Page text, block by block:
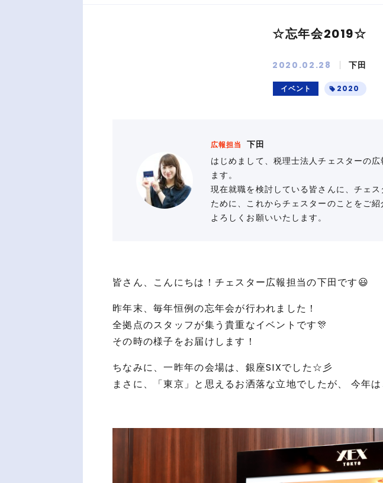
☆忘年会2019☆
2020.02.28 下田
イベント 2020
広報担当
下田
はじめまして、税理士法人チェスターの
ます。
現在就職を検討している皆さんに、チェ
ために、これからチェスターのことをご紹
よろしくお願いいたします。
皆さん、こんにちは！チェスター広報担当の下田です😃
昨年末、毎年恒例の忘年会が行われました！
全拠点のスタッフが集う貴重なイベントです🎊
その時の様子をお届けします！
ちなみに、一昨年の会場は、銀座SIXでした☆彡
まさに、「東京」と思えるお洒落な立地でしたが、 今年